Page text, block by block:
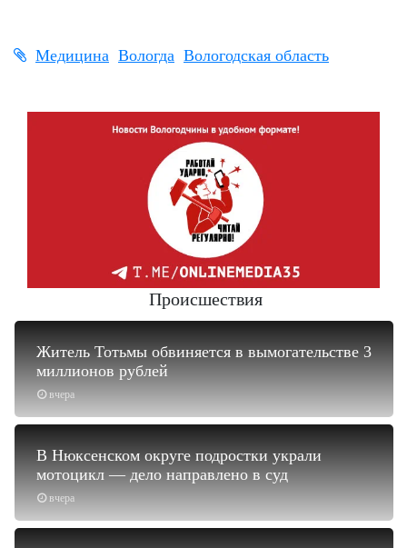
Медицина Вологда Вологодская область
Происшествия
вчера
Житель Тотьмы обвиняется в вымогательстве 3
миллионов рублей
вчера
В Нюксенском округе подростки украли
мотоцикл — дело направлено в суд